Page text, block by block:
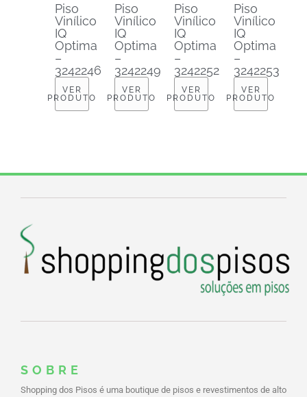
Piso
Vinílico
IQ
Optima
–
3242246
VER
PRODUTO
Piso
Vinílico
IQ
Optima
–
3242249
VER
PRODUTO
Piso
Vinílico
IQ
Optima
–
3242252
VER
PRODUTO
Piso
Vinílico
IQ
Optima
–
3242253
VER
PRODUTO
SOBRE
Shopping dos Pisos é uma boutique de pisos e revestimentos de alto